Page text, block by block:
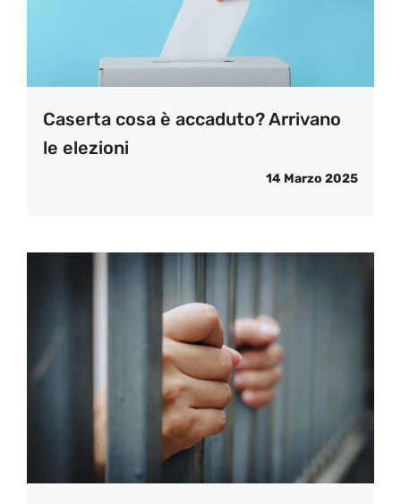
Caserta cosa è accaduto? Arrivano
le elezioni
14 Marzo 2025